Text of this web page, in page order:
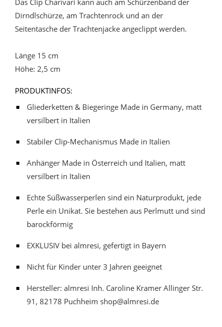
Das Clip Charivari kann auch am Schürzenband der
Dirndlschürze, am Trachtenrock und an der
Seitentasche der Trachtenjacke angeclippt werden.
Länge 15 cm
Höhe: 2,5 cm
PRODUKTINFOS:
Gliederketten & Biegeringe Made in Germany, matt
versilbert in Italien
Stabiler Clip-Mechanismus Made in Italien
Anhänger Made in Österreich und Italien, matt
versilbert in Italien
Echte Süßwasserperlen sind ein Naturprodukt, jede
Perle ein Unikat. Sie bestehen aus Perlmutt und sind
barockförmig
EXKLUSIV bei almresi, gefertigt in Bayern
Nicht für Kinder unter 3 Jahren geeignet
Hersteller: almresi Inh. Caroline Kramer Allinger Str.
91, 82178 Puchheim shop@almresi.de